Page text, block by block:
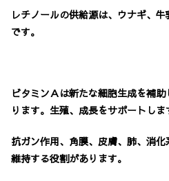
レチノールの供給源は、ウナギ、
です。
ビタミンＡは新たな細胞生成を補
ります。生殖、成長をサポートしま
抗ガン作用、角膜、皮膚、肺、消
維持する役割があります。